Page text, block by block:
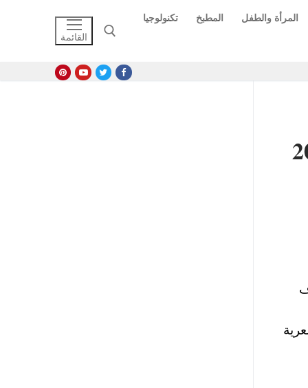
المرأة والطفل المطبخ
تكنولوجيا
القائمة
في مصر 2020
اقل من 3000 آلاف